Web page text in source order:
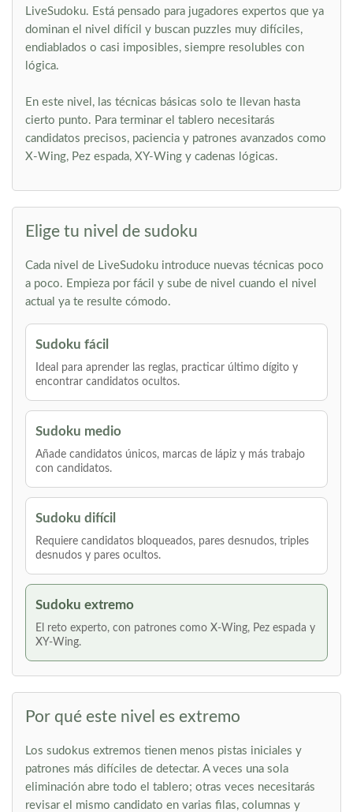
LiveSudoku. Está pensado para jugadores expertos que ya
dominan el nivel difícil y buscan puzzles muy difíciles,
endiablados o casi imposibles, siempre resolubles con
lógica.
En este nivel, las técnicas básicas solo te llevan hasta
cierto punto. Para terminar el tablero necesitarás
candidatos precisos, paciencia y patrones avanzados como
X-Wing, Pez espada, XY-Wing y cadenas lógicas.
Elige tu nivel de sudoku
Cada nivel de LiveSudoku introduce nuevas técnicas poco
a poco. Empieza por fácil y sube de nivel cuando el nivel
actual ya te resulte cómodo.
Sudoku fácil
Ideal para aprender las reglas, practicar último dígito y
encontrar candidatos ocultos.
Sudoku medio
Añade candidatos únicos, marcas de lápiz y más trabajo
con candidatos.
Sudoku difícil
Requiere candidatos bloqueados, pares desnudos, triples
desnudos y pares ocultos.
Sudoku extremo
El reto experto, con patrones como X-Wing, Pez espada y
XY-Wing.
Por qué este nivel es extremo
Los sudokus extremos tienen menos pistas iniciales y
patrones más difíciles de detectar. A veces una sola
eliminación abre todo el tablero; otras veces necesitarás
revisar el mismo candidato en varias filas, columnas y